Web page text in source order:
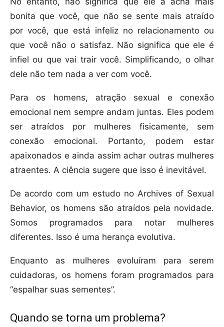
bonita que você, que não se sente mais atraído
por você, que está infeliz no relacionamento ou
que você não o satisfaz. Não significa que ele é
infiel ou que vai trair você. Simplificando, o olhar
dele não tem nada a ver com você.
Para os homens, atração sexual e conexão
emocional nem sempre andam juntas. Eles podem
ser atraídos por mulheres fisicamente, sem
conexão emocional. Portanto, podem estar
apaixonados e ainda assim achar outras mulheres
atraentes. A ciência sugere que isso é inevitável.
De acordo com um estudo no Archives of Sexual
Behavior, os homens são atraídos pela novidade.
Somos programados para notar mulheres
diferentes. Isso é uma herança evolutiva.
Enquanto as mulheres evoluíram para serem
cuidadoras, os homens foram programados para
“espalhar suas sementes”.
Quando se torna um problema?